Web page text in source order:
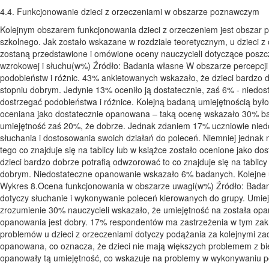
4.4. Funkcjonowanie dzieci z orzeczeniami w obszarze poznawczym
Kolejnym obszarem funkcjonowania dzieci z orzeczeniem jest
szkolnego. Jak zostało wskazane w rozdziale teoretycznym, u dzieci
zostaną przedstawione i omówione oceny nauczycieli dotyczące
wzrokowej i słuchu(w%) Źródło: Badania własne W obszarze
podobieństw i różnic. 43% ankietowanych wskazało, że dzieci
stopniu dobrym. Jedynie 13% oceniło ją dostatecznie, zaś 6% -
dostrzegać podobieństwa i różnice. Kolejną badaną umiejętnością
oceniana jako dostatecznie opanowana – taką ocenę wskazało 30%
umiejętność zaś 20%, że dobrze. Jednak zdaniem 17% uczniowie
słuchania i dostosowania swoich działań do poleceń. Niemniej
tego co znajduje się na tablicy lub w książce zostało ocenione jako
dzieci bardzo dobrze potrafią odwzorować to co znajduje się na
dobrym. Niedostateczne opanowanie wskazało 6% badanych.
Wykres 8.Ocena funkcjonowania w obszarze uwagi(w%) Źródło:
dotyczy słuchanie i wykonywanie poleceń kierowanych do grupy.
zrozumienie 30% nauczycieli wskazało, że umiejętność na została
opanowania jest dobry. 17% respondentów ma zastrzeżenia w tym
problemów u dzieci z orzeczeniami dotyczy podążania za kolejnymi
opanowana, co oznacza, że dzieci nie mają większych problemem z
opanowały tą umiejętność, co wskazuje na problemy w